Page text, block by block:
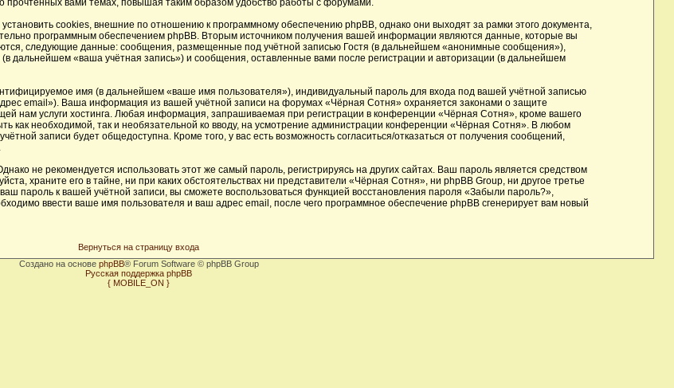
вами темах, повышая таким образом удобство работы с форумами.
cookies, внешние по отношению к программному обеспечению phpBB, однако они выходят за рамки этого документа,
программным обеспечением phpBB. Вторым источником получения вашей информации являются данные, которые вы
следующие данные: сообщения, размещенные под учётной записью Гостя (в дальнейшем «анонимные сообщения»),
дальнейшем «ваша учётная запись») и сообщения, оставленные вами после регистрации и авторизации (в дальнейшем
имя (в дальнейшем «ваше имя пользователя»), индивидуальный пароль для входа под вашей учётной записью
email»). Ваша информация из вашей учётной записи на форумах «Чёрная Сотня» охраняется законами о защите
нам услуги хостинга. Любая информация, запрашиваемая при регистрации в конференции «Чёрная Сотня», кроме вашего
как необходимой, так и необязательной ко вводу, на усмотрение администрации конференции «Чёрная Сотня». В любом
записи будет общедоступна. Кроме того, у вас есть возможность согласиться/отказаться от получения сообщений,
не рекомендуется использовать этот же самый пароль, регистрируясь на других сайтах. Ваш пароль является средством
храните его в тайне, ни при каких обстоятельствах ни представители «Чёрная Сотня», ни phpBB Group, ни другое третье
пароль к вашей учётной записи, вы сможете воспользоваться функцией восстановления пароля «Забыли пароль?»,
ввести ваше имя пользователя и ваш адрес email, после чего программное обеспечение phpBB сгенерирует вам новый
Вернуться на страницу входа
Создано на основе phpBB® Forum Software © phpBB Group
Русская поддержка phpBB
{ MOBILE_ON }